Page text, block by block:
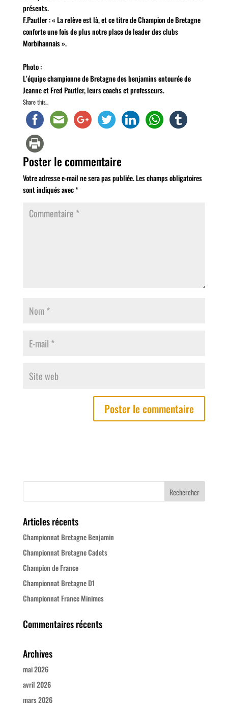
présents.
F.Pautler : « La relève est là, et ce titre de Champion de Bretagne
conforte une fois de plus notre place de leader des clubs
Morbihannais ».
Photo :
L’équipe championne de Bretagne des benjamins entourée de
Jeanne et Fred Pautler, leurs coachs et professeurs.
Share this...
Poster le commentaire
Votre adresse e-mail ne sera pas publiée.Les champs obligatoires
sont indiqués avec*
Articles récents
Championnat Bretagne Benjamin
Championnat Bretagne Cadets
Champion de France
Championnat Bretagne D1
Championnat France Minimes
Commentaires récents
Archives
mai 2026
avril 2026
mars 2026